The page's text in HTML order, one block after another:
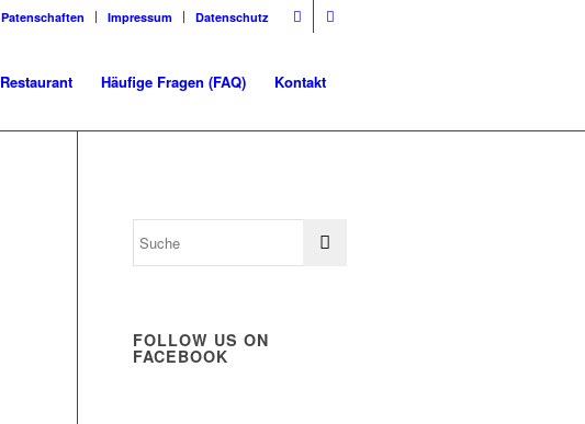
Patenschaften Impressum Datenschutz
Restaurant Häufige Fragen (FAQ) Kontakt
FOLLOW US ON
FACEBOOK